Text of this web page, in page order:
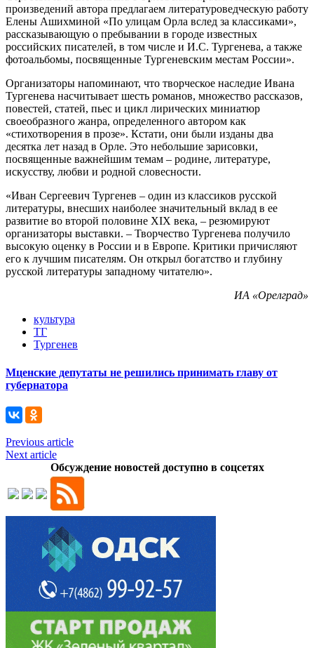
произведений автора предлагаем литературоведческую работу
Елены Ашихминой «По улицам Орла вслед за классиками»,
рассказывающую о пребывании в городе известных
российских писателей, в том числе и И.С. Тургенева, а также
фотоальбомы, посвященные Тургеневским местам России».
Организаторы напоминают, что творческое наследие Ивана
Тургенева насчитывает шесть романов, множество рассказов,
повестей, статей, пьес и цикл лирических миниатюр
своеобразного жанра, определенного автором как
«стихотворения в прозе». Кстати, они были изданы два
десятка лет назад в Орле. Это небольшие зарисовки,
посвященные важнейшим темам – родине, литературе,
искусству, любви и родной словесности.
«Иван Сергеевич Тургенев – один из классиков русской
литературы, внесших наиболее значительный вклад в ее
развитие во второй половине XIX века, – резюмируют
организаторы выставки. – Творчество Тургенева получило
высокую оценку в России и в Европе. Критики причисляют
его к лучшим писателям. Он открыл богатство и глубину
русской литературы западному читателю».
ИА «Орелград»
культура
ТГ
Тургенев
Мценские депутаты не решились принимать главу от
губернатора
Previous article
Next article
Обсуждение новостей доступно в соцсетях